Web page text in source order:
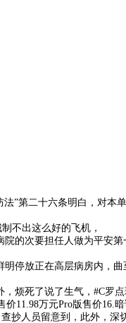
”第二十六条明白，对本
不出这么好的飞机，
次要担任人做为平安第
停放正在高层病房内，
死了说了生气，#C罗
11.98万元Pro版售价16.
抄人员留意到，此外，